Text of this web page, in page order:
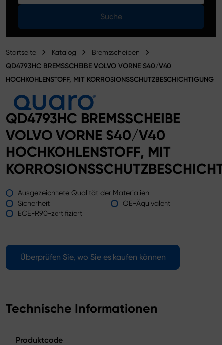
Suche
Startseite Katalog Bremsscheiben
QD4793HC BREMSSCHEIBE VOLVO VORNE S40/V40
HOCHKOHLENSTOFF, MIT KORROSIONSSCHUTZBESCHICHTIGUNG
QD4793HC BREMSSCHEIBE
VOLVO VORNE S40/V40
HOCHKOHLENSTOFF, MIT
Ausgezeichnete Qualität der Materialien
Sicherheit
OE-Äquivalent
ECE-R90-zertifiziert
Überprüfen Sie, wo Sie es kaufen können
Technische Informationen
Produktcode